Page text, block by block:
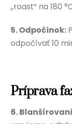
„roast“ na 180
5. Odpočinok:
odpočívať 10
Príprava
6.